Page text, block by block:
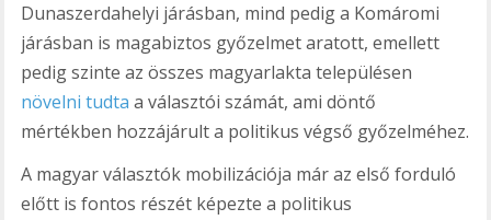
Dunaszerdahelyi járásban, mind pedig a Komáromi
járásban is magabiztos győzelmet aratott, emellett
pedig szinte az összes magyarlakta településen
növelni tudta a választói számát, ami döntő
mértékben hozzájárult a politikus végső győzelméhez.
A magyar választók mobilizációja már az első forduló
előtt is fontos részét képezte a politikus